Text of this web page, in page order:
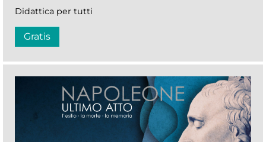
Didattica per tutti
Gratis